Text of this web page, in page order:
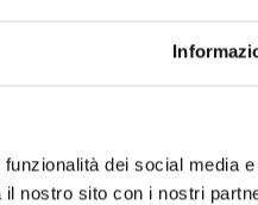
dei social media
nostro sito con i nostri
nutrizionale nel
ed i professionisti
sugli investimenti facendo
i responsabili del progetto